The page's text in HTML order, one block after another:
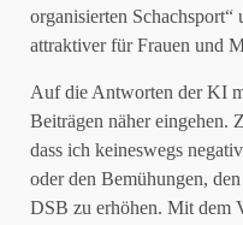
organisierten Schachsport“
attraktiver für Frauen und
Auf die Antworten der KI
Beiträgen näher eingehen.
dass ich keineswegs
oder den Bemühungen,
DSB zu erhöhen. Mit dem